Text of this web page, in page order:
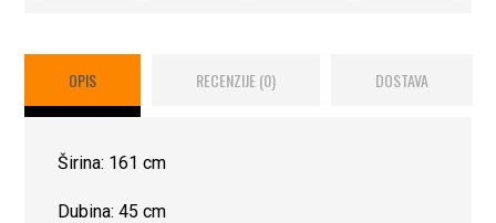
OPIS RECENZIJE (0) DOSTAVA
Širina: 161 cm
Dubina: 45 cm